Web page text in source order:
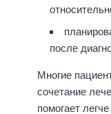
после
Многие
сочетание
помогает